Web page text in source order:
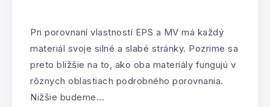
Pri porovnaní vlastností EPS a MV má každý
materiál svoje silné a slabé stránky. Pozrime sa
preto bližšie na to, ako oba materiály fungujú v
rôznych oblastiach podrobného porovnania.
Nižšie budeme...